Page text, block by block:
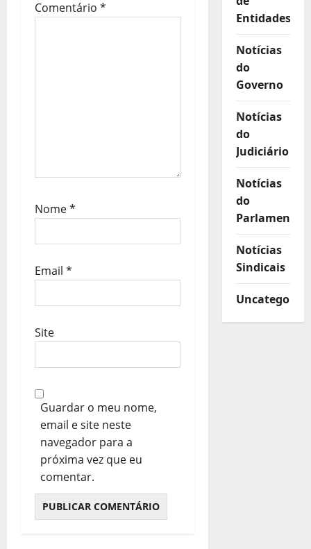
Comentário *
Nome*
Email *
Site
Guardar o meu nome,
email e site neste
navegador para a
próxima vez que eu
comentar.
Entidades
Notícias
do
Governo
Notícias
do
Judiciário
Notícias
do
Parlamento
Notícias
Sindicais